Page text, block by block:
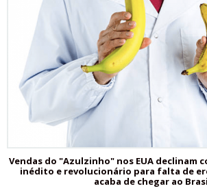
Vendas do "Azulzinho" nos EUA declinam
inédito e revolucionário para falta de
acaba de chegar ao